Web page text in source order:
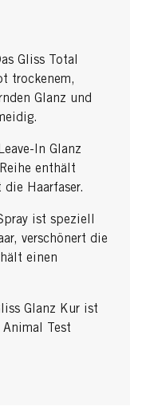
Gliss Total
trockenem,
Glanz und
In Glanz
enthält
Haarfaser.
ist speziell
verschönert die
einen
Glanz Kur ist
Test